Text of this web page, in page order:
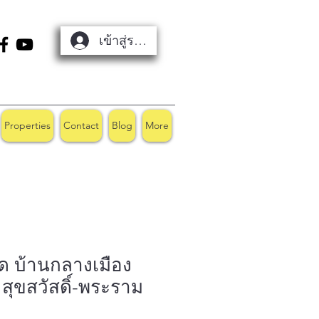
เข้าสู่ระบบ
Properties Contact Blog More
บ้านกลางเมือง
ขสวัสดิ์-พระราม